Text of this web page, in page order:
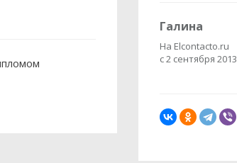
Галина
На Elcontacto.ru
с 2 сентября 2013